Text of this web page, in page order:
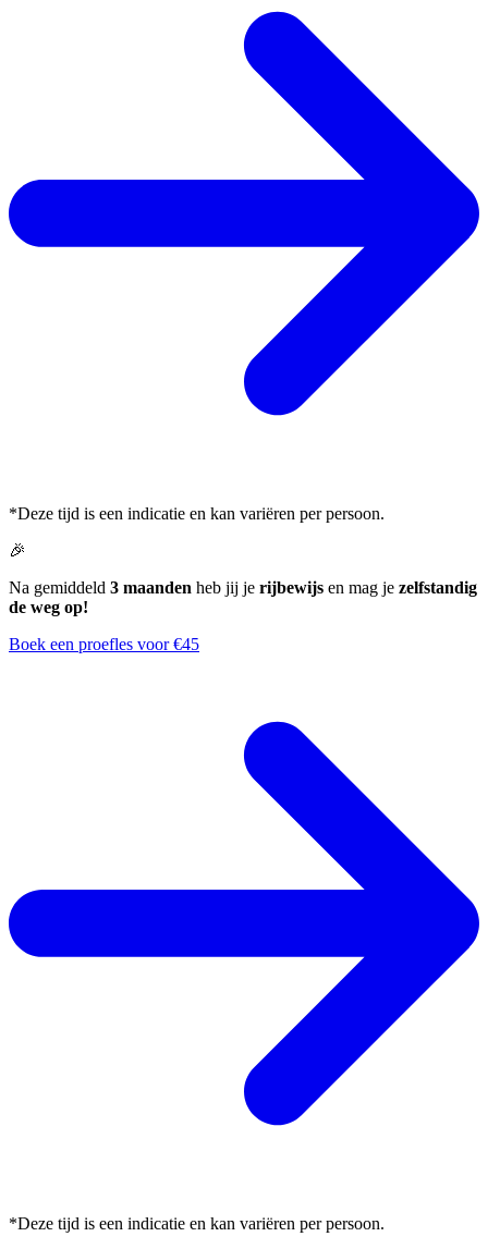
*Deze tijd is een indicatie en kan variëren per persoon.
🎉
Na gemiddeld 3 maanden heb jij je rijbewijs en mag je zelfstandig
de weg op!
Boek een proefles voor €45
*Deze tijd is een indicatie en kan variëren per persoon.